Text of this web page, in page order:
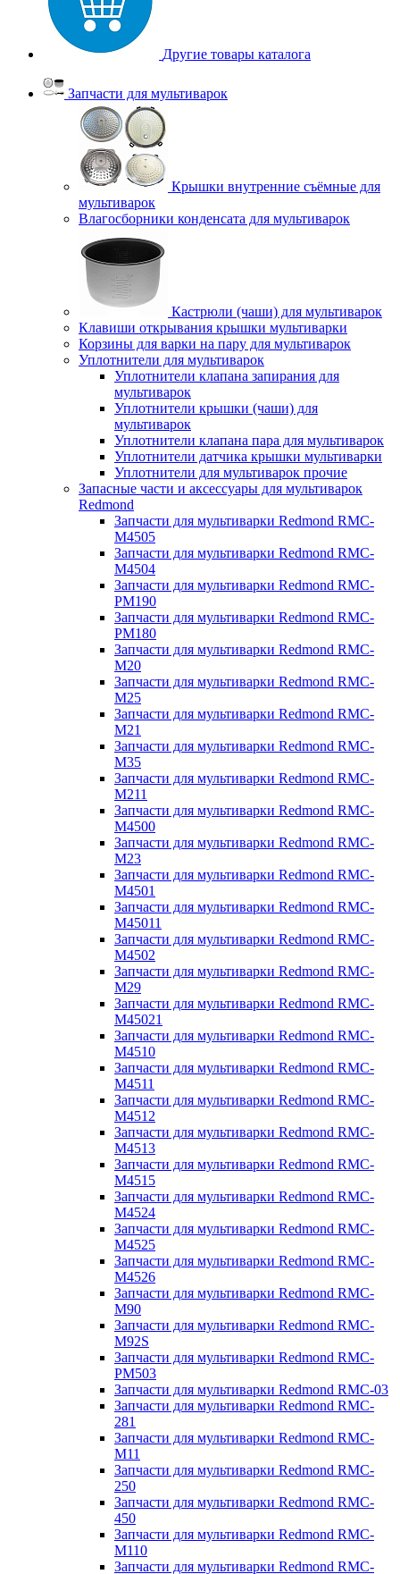
Другие товары каталога
Запчасти для мультиварок
Крышки внутренние съёмные для
мультиварок
Влагосборники конденсата для мультиварок
Кастрюли (чаши) для мультиварок
Клавиши открывания крышки мультиварки
Корзины для варки на пару для мультиварок
Уплотнители для мультиварок
Уплотнители клапана запирания для
мультиварок
Уплотнители крышки (чаши) для
мультиварок
Уплотнители клапана пара для мультиварок
Уплотнители датчика крышки мультиварки
Уплотнители для мультиварок прочие
Запасные части и аксессуары для мультиварок
Redmond
Запчасти для мультиварки Redmond RMC-
M4505
Запчасти для мультиварки Redmond RMC-
M4504
Запчасти для мультиварки Redmond RMC-
PM190
Запчасти для мультиварки Redmond RMC-
PM180
Запчасти для мультиварки Redmond RMC-
M20
Запчасти для мультиварки Redmond RMC-
M25
Запчасти для мультиварки Redmond RMC-
M21
Запчасти для мультиварки Redmond RMC-
M35
Запчасти для мультиварки Redmond RMC-
M211
Запчасти для мультиварки Redmond RMC-
M4500
Запчасти для мультиварки Redmond RMC-
M23
Запчасти для мультиварки Redmond RMC-
M4501
Запчасти для мультиварки Redmond RMC-
M45011
Запчасти для мультиварки Redmond RMC-
M4502
Запчасти для мультиварки Redmond RMC-
M29
Запчасти для мультиварки Redmond RMC-
M45021
Запчасти для мультиварки Redmond RMC-
M4510
Запчасти для мультиварки Redmond RMC-
M4511
Запчасти для мультиварки Redmond RMC-
M4512
Запчасти для мультиварки Redmond RMC-
M4513
Запчасти для мультиварки Redmond RMC-
M4515
Запчасти для мультиварки Redmond RMC-
M4524
Запчасти для мультиварки Redmond RMC-
M4525
Запчасти для мультиварки Redmond RMC-
M4526
Запчасти для мультиварки Redmond RMC-
M90
Запчасти для мультиварки Redmond RMC-
M92S
Запчасти для мультиварки Redmond RMC-
PM503
Запчасти для мультиварки Redmond RMC-03
Запчасти для мультиварки Redmond RMC-
281
Запчасти для мультиварки Redmond RMC-
M11
Запчасти для мультиварки Redmond RMC-
250
Запчасти для мультиварки Redmond RMC-
450
Запчасти для мультиварки Redmond RMC-
M110
Запчасти для мультиварки Redmond RMC-